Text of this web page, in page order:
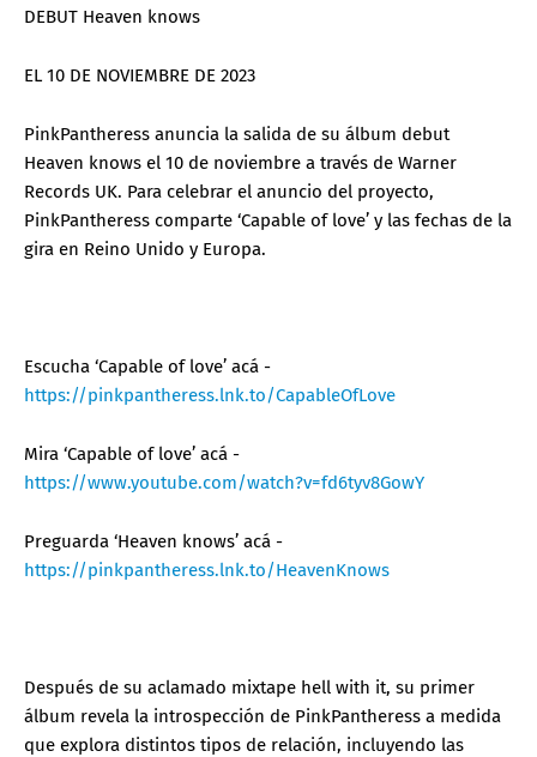
DEBUT Heaven knows
EL 10 DE NOVIEMBRE DE 2023
PinkPantheress anuncia la salida de su álbum debut
Heaven knows el 10 de noviembre a través de Warner
Records UK. Para celebrar el anuncio del proyecto,
PinkPantheress comparte ‘Capable of love’ y las fechas de la
gira en Reino Unido y Europa.
Escucha ‘Capable of love’ acá -
https://pinkpantheress.lnk.to/CapableOfLove
Mira ‘Capable of love’ acá -
https://www.youtube.com/watch?v=fd6tyv8GowY
Preguarda ‘Heaven knows’ acá -
https://pinkpantheress.lnk.to/HeavenKnows
Después de su aclamado mixtape hell with it, su primer
álbum revela la introspección de PinkPantheress a medida
que explora distintos tipos de relación, incluyendo las